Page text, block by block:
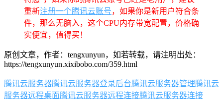
重新注册一个腾讯云账号，如果你是新用户符合条
件，那么无脑入，这个CPU内存带宽配置，价格确
实便宜，值得买！
原创文章，作者：tengxunyun，如若转载，请注明出处：
https://tengxunyun.xixibobo.com/359.html
腾讯云服务器腾讯云服务器登录后台腾讯云服务器管理腾讯云
服务器远程桌面腾讯云服务器远程连接腾讯云服务器连接